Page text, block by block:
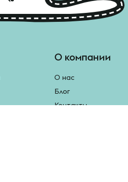
О компании
О нас
Блог
Контакты